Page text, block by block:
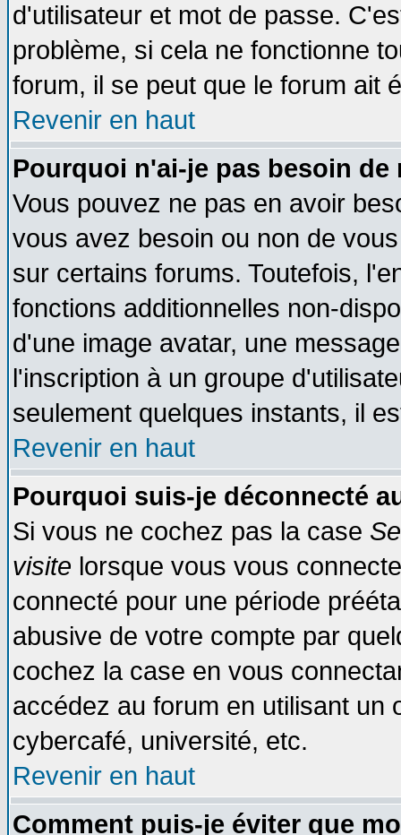
d'utilisateur et mot de passe.
problème, si cela ne fonctionne
forum, il se peut que le forum ait
Revenir en haut
Pourquoi n'ai-je pas besoin de
Vous pouvez ne pas en avoir
vous avez besoin ou non de
sur certains forums. Toutefois,
fonctions additionnelles non-
d'une image avatar, une
l'inscription à un groupe
seulement quelques instants, il
Revenir en haut
Pourquoi suis-je déconnecté
Si vous ne cochez pas la case
visite lorsque vous vous
connecté pour une période
abusive de votre compte par
cochez la case en vous
accédez au forum en utilisant un
cybercafé, université, etc.
Revenir en haut
Comment puis-je éviter que